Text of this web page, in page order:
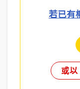
若已有
或